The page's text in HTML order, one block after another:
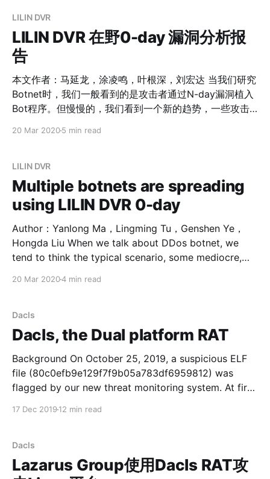
Vigor在野0-day漏洞攻击IoC特征，并给相关国家CERT
提供技术支持。 2020年2月10号，厂商DrayTek发布安全
公告[3]，修复了该漏洞并发布了最新的固件程序1.5.1。
漏洞分析 我们根据Firmware Total系统[4] 进行DrayTek
Vigor在野0-day漏洞定位和模拟漏洞验证。其中2个0-
day漏洞命令注入点keyPath，rtick已经被厂商修复，它
们均位于/www/cgi-bin/mainfunction.cgi程序中，对应
注入漏洞分析 漏洞类型：未授权远程命
LILIN DVR
LILIN DVR 在野0-day 漏洞分析报
告
本文作者：马延龙，涂凌鸣，叶根深，刘宏达 当我们研究
Botnet时，我们一般看到的是攻击者通过N-day漏洞植入
Bot程序。但慢慢的，我们看到一个新的趋势，一些攻击
开始，360Netlab未知威胁检测系统持续监测到多个攻击
团伙使用LILIN DVR 0-day漏洞传播Chalubo[1]，
FBot[2]，Moobot[3]僵尸网络。 在2020年1月19号，我
们开始联系设备厂商LILIN。在2020年2月13号，厂商修
复了该漏洞[4]，并发布了最新的固件程序
2.0b60_20200207[5]。 漏洞分析 LILIN 0-day漏洞主要
包括：硬编码登陆账号密码，/z/zbin/dvr_box命令注入漏
中/z/zbin/dvr_
20 Mar 20205 min read
LILIN DVR
Multiple botnets are spreading
using LILIN DVR 0-day
Author：Yanlong Ma，Lingming Tu，Genshen Ye，
Hongda Liu When we talk about DDos botnet, we
tend to think the typical scenario, some mediocre,
20 Mar 20204 min read
Dacls
Dacls, the Dual platform RAT
Background On October 25, 2019, a suspicious ELF
file (80c0efb9e129f7f9b05a783df6959812) was
flagged by our new threat monitoring system. At first
industry
17 Dec 2019 12 min read
Dacls
Lazarus Group使用Dacls RAT攻